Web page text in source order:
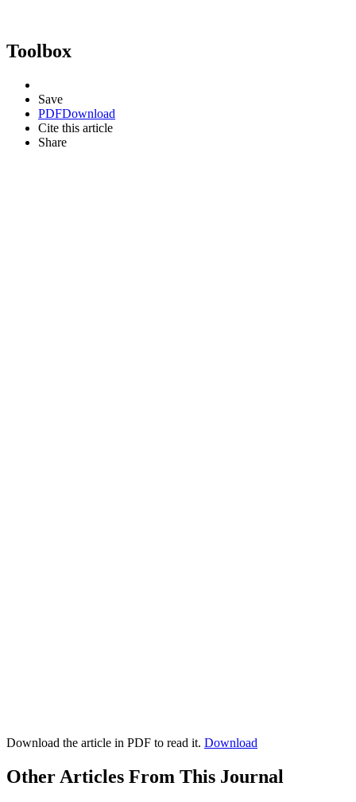
Toolbox
Save
PDFDownload
Cite this article
Share
Download the article in PDF to read it. Download
Other Articles From This Journal